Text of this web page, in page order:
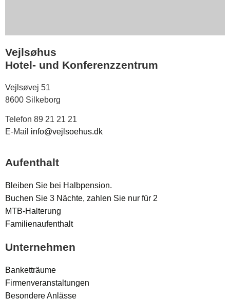
Vejlsøhus
Hotel- und Konferenzzentrum
Vejlsøvej 51
8600 Silkeborg
Telefon 89 21 21 21
E-Mail info@vejlsoehus.dk
Aufenthalt
Bleiben Sie bei Halbpension.
Buchen Sie 3 Nächte, zahlen Sie nur für 2
MTB-Halterung
Familienaufenthalt
Unternehmen
Banketträume
Firmenveranstaltungen
Besondere Anlässe